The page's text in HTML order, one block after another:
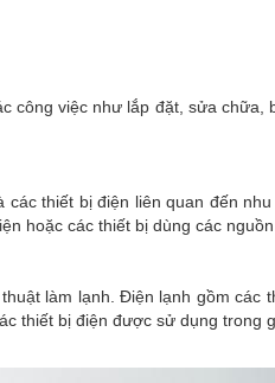
công việc như lắp đặt, sửa
thiết bị điện liên quan đến
hoặc các thiết bị dùng các
làm lạnh. Điện lạnh gồm các
thiết bị điện được sử dụng trong